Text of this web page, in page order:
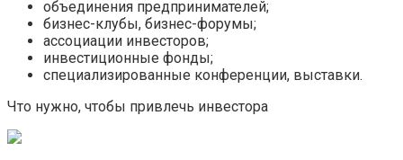
объединения предпринимателей;
бизнес-клубы, бизнес-форумы;
ассоциации инвесторов;
инвестиционные фонды;
специализированные конференции, выставки.
Что нужно, чтобы привлечь инвестора